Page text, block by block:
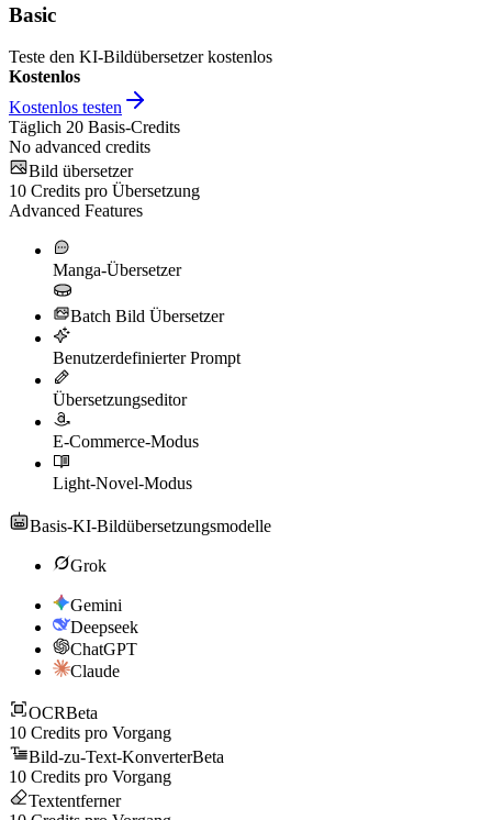
Basic
Teste den KI-Bildübersetzer kostenlos
Kostenlos
Kostenlos testen
Täglich 20 Basis-Credits
No advanced credits
Bild übersetzer
10 Credits pro Übersetzung
Advanced Features
Manga-Übersetzer
Batch Bild Übersetzer
Benutzerdefinierter Prompt
Übersetzungseditor
E-Commerce-Modus
Light-Novel-Modus
Basis-KI-Bildübersetzungsmodelle
Grok
Gemini
Deepseek
ChatGPT
Claude
OCRBeta
10 Credits pro Vorgang
Bild-zu-Text-KonverterBeta
10 Credits pro Vorgang
Textentferner